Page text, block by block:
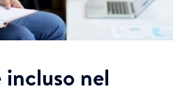
incluso nel